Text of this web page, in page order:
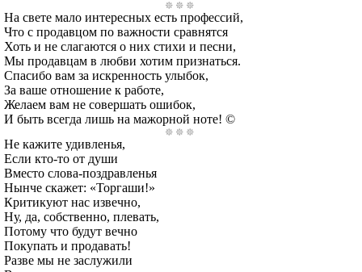
На свете мало интересных есть профессий,
Что с продавцом по важности сравнятся
Хоть и не слагаются о них стихи и песни,
Мы продавцам в любви хотим признаться.
Спасибо вам за искренность улыбок,
За ваше отношение к работе,
Желаем вам не совершать ошибок,
И быть всегда лишь на мажорной ноте! ©
Не кажите удивленья,
Если кто-то от души
Вместо слова-поздравленья
Нынче скажет: «Торгаши!»
Критикуют нас извечно,
Ну, да, собственно, плевать,
Потому что будут вечно
Покупать и продавать!
Разве мы не заслужили